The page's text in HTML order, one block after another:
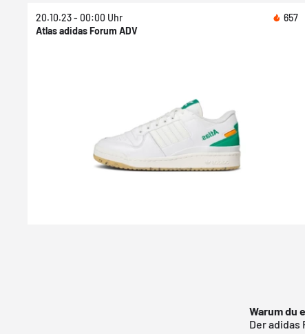
20.10.23 - 00:00 Uhr
657
Atlas adidas Forum ADV
Warum du
Der